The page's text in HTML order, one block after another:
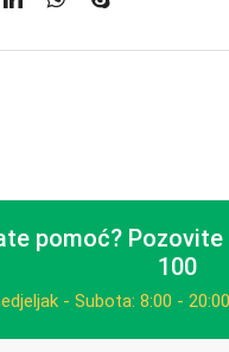
pomoć?Pozovite
100
- Subota: 8:00 -